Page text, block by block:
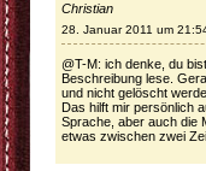
Christian
28. Januar 2011 um
@T-M: ich denke, du
Beschreibung lese.
und nicht gelöscht
Das hilft mir persönlich
Sprache, aber auch die
etwas zwischen zwei